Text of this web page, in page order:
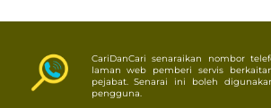
CariDanCari senaraikan nombor
laman web pemberi servis
pejabat. Senarai ini boleh
pengguna.